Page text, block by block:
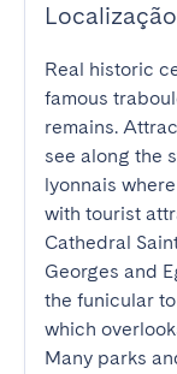
Localização
Real historic
famous
remains.
see along the
lyonnais
with tourist
Cathedral
Georges and
the funicular
which
Many parks